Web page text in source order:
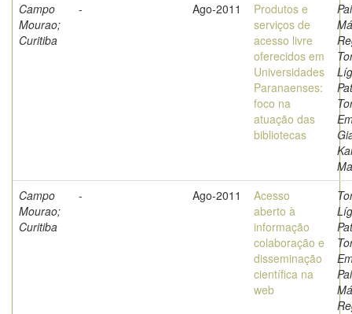
Campo
Mourao;
Curitiba
- Ago-2011
Produtos e
serviços de
acesso livre
oferecidos em
Universidades
Paranaenses:
foco na
atuação das
bibliotecas
Campo
Mourao;
Curitiba
- Ago-2011
Acesso
aberto à
informação
colaboração e
disseminação
científica na
web